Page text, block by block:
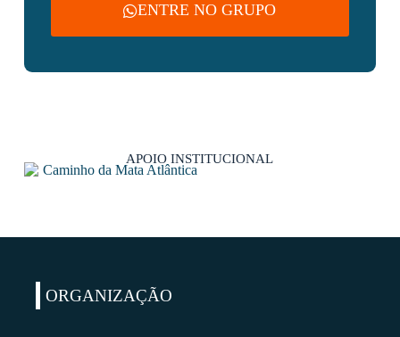
ENTRE NO GRUPO
APOIO INSTITUCIONAL
ORGANIZAÇÃO